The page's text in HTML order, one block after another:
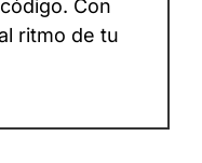
Con
ritmo de tu